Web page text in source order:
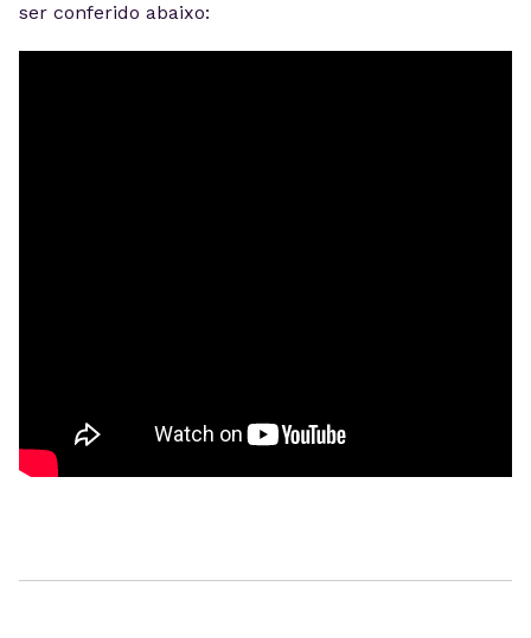
ser conferido abaixo: